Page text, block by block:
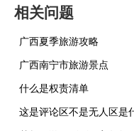
相关问题
广西夏季旅游攻略
广西南宁市旅游景点
什么是权责清单